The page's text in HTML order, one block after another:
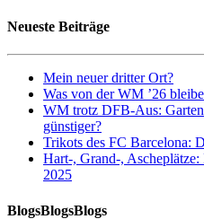
Neueste Beiträge
Mein neuer dritter Ort?
Was von der WM ’26
WM trotz DFB-Aus:
günstiger?
Trikots des FC Barcelona:
Hart-, Grand-, Ascheplätze:
2025
BlogsBlogsBlogs